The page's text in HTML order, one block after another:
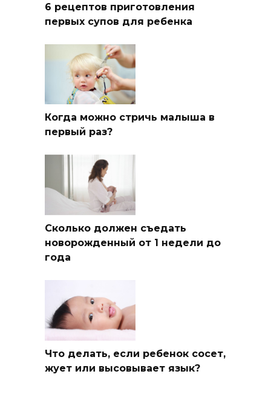
6 рецептов приготовления
первых супов для ребенка
Когда можно стричь малыша в
первый раз?
Сколько должен съедать
новорожденный от 1 недели до
года
Что делать, если ребенок сосет,
жует или высовывает язык?